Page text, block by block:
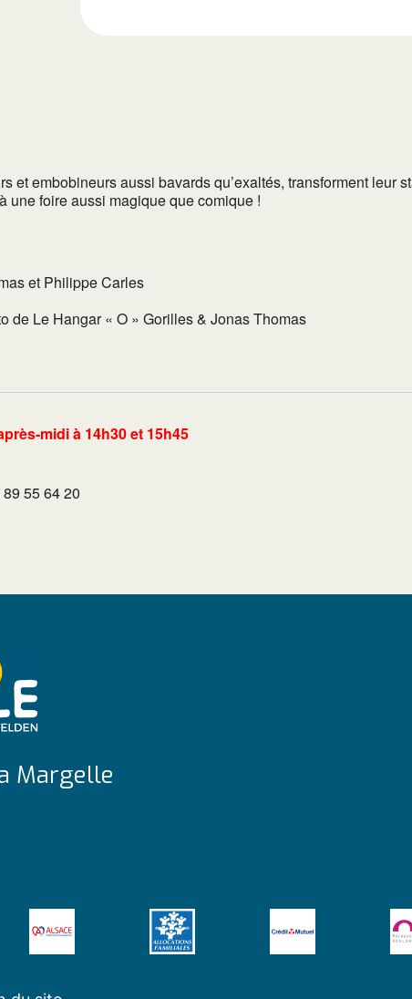
et embobineurs aussi bavards qu’exaltés, transforment
une foire aussi magique que comique !
et Philippe Carles
de Le Hangar « O » Gorilles & Jonas Thomas
midi à 14h30 et 15h45
55 64 20
Margelle